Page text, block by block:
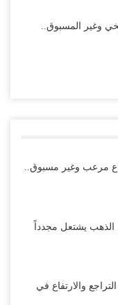
وغير المسبوق..
مرعب وغير مسبوق..
الذهب يشتعل مجدداً
والارتفاع في